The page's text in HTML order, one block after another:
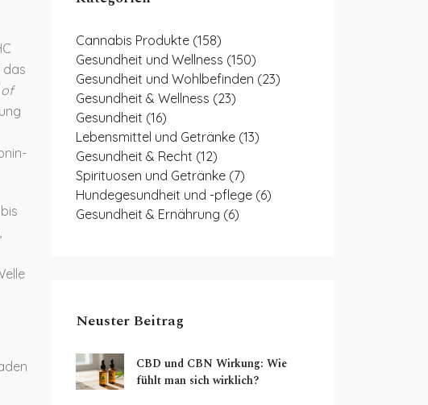
das
Cannabis Produkte (158)
Gesundheit und Wellness (150)
Gesundheit und Wohlbefinden (23)
Gesundheit & Wellness (23)
Gesundheit (16)
Lebensmittel und Getränke (13)
Gesundheit & Recht (12)
Spirituosen und Getränke (7)
Hundegesundheit und -pflege (6)
Gesundheit & Ernährung (6)
Neuster Beitrag
CBD und CBN Wirkung: Wie
fühlt man sich wirklich?